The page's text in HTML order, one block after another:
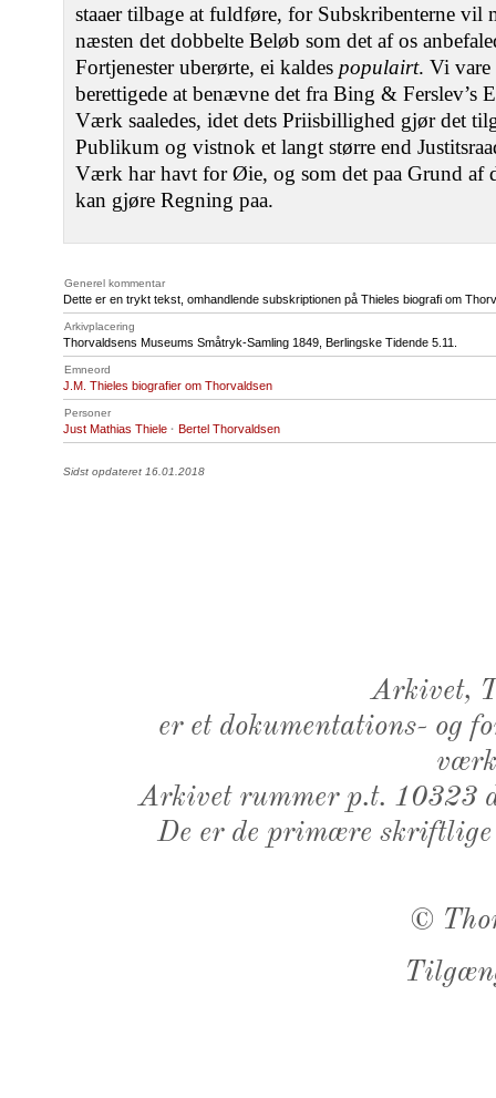
staaer tilbage at fuldføre, for Subskribenterne vil
næsten det dobbelte Beløb som det af os
Fortjenester uberørte, ei kaldes populairt. Vi
berettigede at benævne det fra Bing & Ferslev’s
Værk saaledes, idet dets Priisbillighed gjør det
Publikum og vistnok et langt større end
Værk har havt for Øie, og som det paa Grund af
kan gjøre Regning paa.
Generel kommentar
Dette er en trykt tekst, omhandlende subskriptionen på Thieles biografi om
Arkivplacering
Thorvaldsens Museums Småtryk-Samling 1849, Berlingske Tidende 5.11.
Emneord
J.M. Thieles biografier om Thorvaldsen
Personer
Just Mathias Thiele · Bertel Thorvaldsen
Sidst opdateret 16.01.2018
Arkivet,
er et dokumentations- og
Arkivet rummer p.t. 10323
De er de primære
©